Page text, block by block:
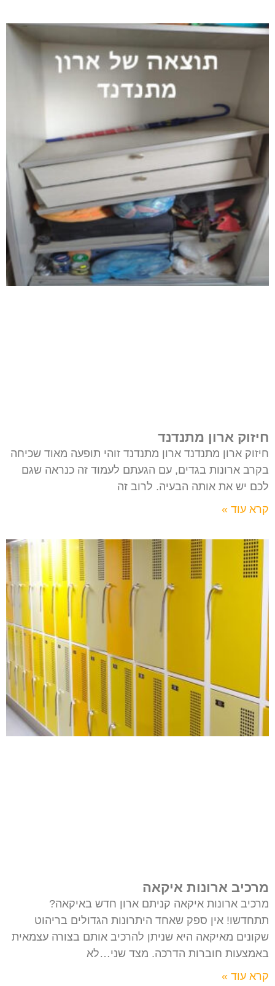
חיזוק ארון מתנדנד
חיזוק ארון מתנדנד ארון מתנדנד זוהי תופעה מאוד שכיחה
בקרב ארונות בגדים, עם הגעתם לעמוד זה כנראה שגם
לכם יש את אותה הבעיה. לרוב זה
קרא עוד »
מרכיב ארונות איקאה
מרכיב ארונות איקאה קניתם ארון חדש באיקאה?
תתחדשו! אין ספק שאחד היתרונות הגדולים בריהוט
שקונים מאיקאה היא שניתן להרכיב אותם בצורה עצמאית
באמצעות חוברות הדרכה. מצד שני…לא
קרא עוד »